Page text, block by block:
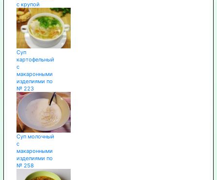
с крупой
Суп
картофельный
с
макаронными
изделиями по
№ 223
Суп молочный
с
макаронными
изделиями по
№ 258